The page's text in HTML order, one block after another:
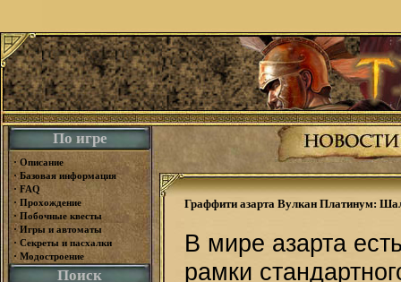
По игре
· Описание
· Базовая информация
· FAQ
· Прохождение
· Побочные квесты
· Игры и автоматы
· Секреты и пасхалки
· Модостроение
Поиск
Граффити азарта Вулкан Платинум:
В мире азарта
рамки